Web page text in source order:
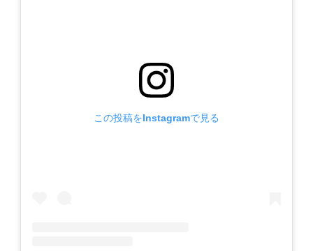
この投稿をInstagramで見る